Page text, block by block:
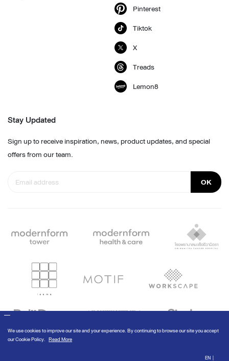
Pinterest
Tiktok
X
Treads
Lemon8
Stay Updated
Sign up to receive inspiration, news, product updates, and special
offers from our team.
OK